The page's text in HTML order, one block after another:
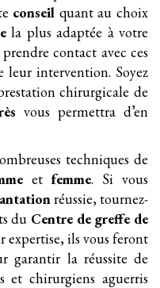
conseil quant au choix
la plus adaptée à votre
contact avec ces
leur intervention. Soyez
chirurgicale de
vous permettra d’en
techniques de
et femme. Si vous
réussie, tournez-
du Centre de greffe de
expertise, ils vous feront
garantir la réussite de
et chirurgiens aguerris